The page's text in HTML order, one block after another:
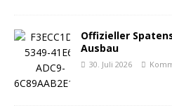
Offizieller
Ausbau
30. Juli 2026